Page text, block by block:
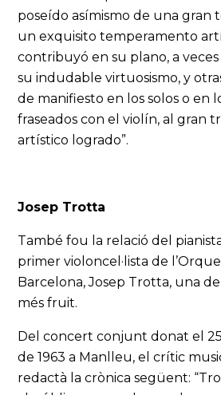
poseído asímismo de una gran
un exquisito temperamento
contribuyó en su plano, a
su indudable virtuosismo, y
de manifiesto en los solos o en
fraseados con el violín, al gran
artístico logrado”.
Josep Trotta
També fou la relació del
primer violoncel·lista de
Barcelona, Josep Trotta, una
més fruit.
Del concert conjunt donat el
de 1963 a Manlleu, el crític
redactà la crònica següent: